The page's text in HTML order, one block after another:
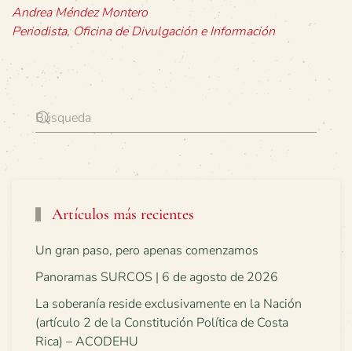
Andrea Méndez Montero
Periodista, Oficina de Divulgación e Información
Artículos más recientes
Un gran paso, pero apenas comenzamos
Panoramas SURCOS | 6 de agosto de 2026
La soberanía reside exclusivamente en la Nación
(artículo 2 de la Constitución Política de Costa
Rica) – ACODEHU